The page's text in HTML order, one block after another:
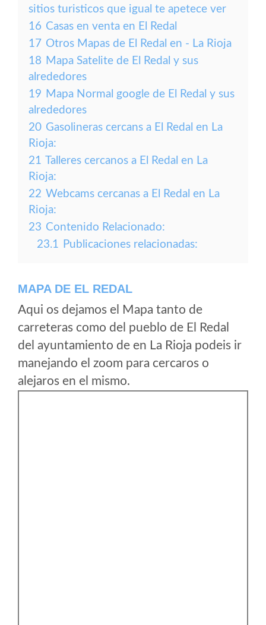
sitios turisticos que igual te apetece ver
16 Casas en venta en El Redal
17 Otros Mapas de El Redal en - La Rioja
18 Mapa Satelite de El Redal y sus
alrededores
19 Mapa Normal google de El Redal y sus
alrededores
20 Gasolineras cercans a El Redal en La
Rioja:
21 Talleres cercanos a El Redal en La
Rioja:
22 Webcams cercanas a El Redal en La
Rioja:
23 Contenido Relacionado:
23.1 Publicaciones relacionadas:
MAPA DE EL REDAL
Aqui os dejamos el Mapa tanto de
carreteras como del pueblo de El Redal
del ayuntamiento de en La Rioja podeis ir
manejando el zoom para cercaros o
alejaros en el mismo.